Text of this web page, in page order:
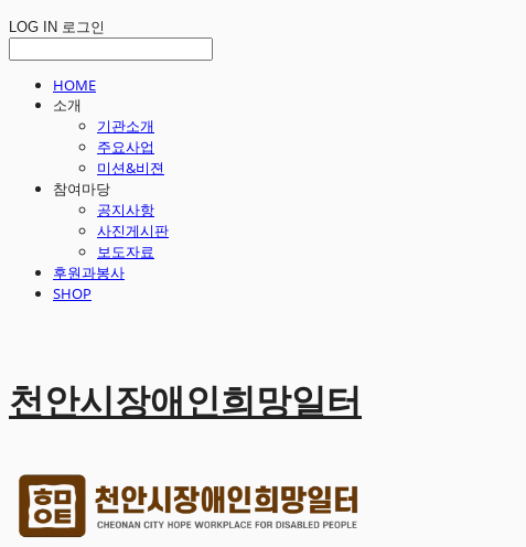
LOG IN 로그인
HOME
소개
기관소개
주요사업
미션&비젼
참여마당
공지사항
사진게시판
보도자료
후원과봉사
SHOP
천안시장애인희망일터